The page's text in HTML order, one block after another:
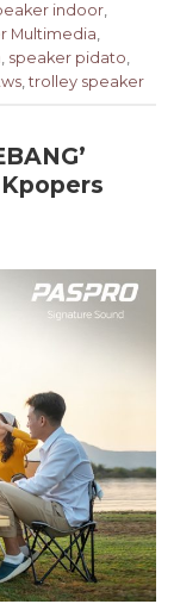
indoor,
Multimedia,
, speaker pidato,
, trolley speaker